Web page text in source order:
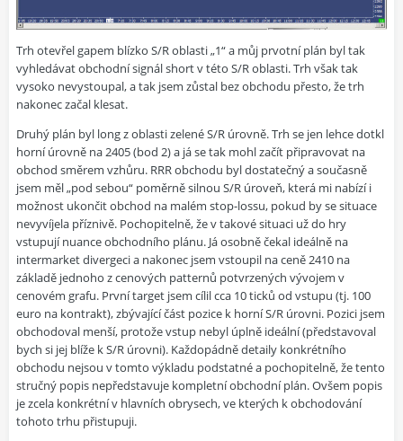
Trh otevřel gapem blízko S/R oblasti „1“ a můj prvotní plán byl tak
vyhledávat obchodní signál short v této S/R oblasti. Trh však tak
vysoko nevystoupal, a tak jsem zůstal bez obchodu přesto, že trh
nakonec začal klesat.
Druhý plán byl long z oblasti zelené S/R úrovně. Trh se jen lehce dotkl
horní úrovně na 2405 (bod 2) a já se tak mohl začít připravovat na
obchod směrem vzhůru. RRR obchodu byl dostatečný a současně
jsem měl „pod sebou“ poměrně silnou S/R úroveň, která mi nabízí i
možnost ukončit obchod na malém stop-lossu, pokud by se situace
nevyvíjela příznivě. Pochopitelně, že v takové situaci už do hry
vstupují nuance obchodního plánu. Já osobně čekal ideálně na
intermarket divergeci a nakonec jsem vstoupil na ceně 2410 na
základě jednoho z cenových patternů potvrzených vývojem v
cenovém grafu. První target jsem cílil cca 10 ticků od vstupu (tj. 100
euro na kontrakt), zbývající část pozice k horní S/R úrovni. Pozici jsem
obchodoval menší, protože vstup nebyl úplně ideální (představoval
bych si jej blíže k S/R úrovni). Každopádně detaily konkrétního
obchodu nejsou v tomto výkladu podstatné a pochopitelně, že tento
stručný popis nepředstavuje kompletní obchodní plán. Ovšem popis
je zcela konkrétní v hlavních obrysech, ve kterých k obchodování
tohoto trhu přistupuji.